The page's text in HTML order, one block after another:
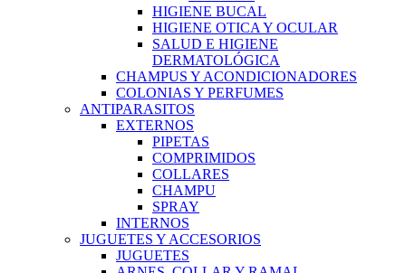
HIGIENE BUCAL
HIGIENE OTICA Y OCULAR
SALUD E HIGIENE
DERMATOLÓGICA
CHAMPUS Y ACONDICIONADORES
COLONIAS Y PERFUMES
ANTIPARASITOS
EXTERNOS
PIPETAS
COMPRIMIDOS
COLLARES
CHAMPU
SPRAY
INTERNOS
JUGUETES Y ACCESORIOS
JUGUETES